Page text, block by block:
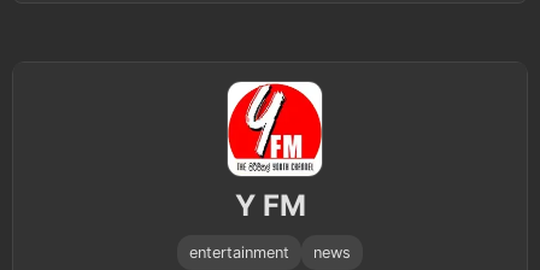
Y FM
entertainment news